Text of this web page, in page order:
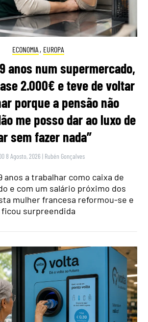
ECONOMIA , EUROPA
anos num supermercado,
2.000€ e teve de voltar
porque a pensão não
me posso dar ao luxo de
sem fazer nada”
8 Agosto, 2026 | Rubén Gonçalves
anos a trabalhar como caixa de
e com um salário próximo dos
mulher francesa reformou-se e
ficou surpreendida